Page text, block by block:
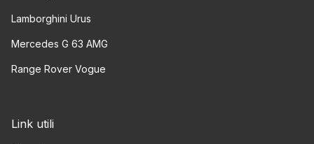
Lamborghini Urus
Mercedes G 63 AMG
Range Rover Vogue
Link utili